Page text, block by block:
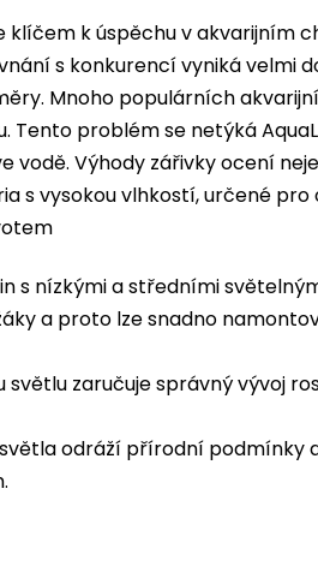
k úspěchu v akvarijním
s konkurencí vyniká velmi
Mnoho populárních
Tento problém se netýká
vodě. Výhody zářivky ocení
s vysokou vlhkostí, určené pro
s nízkými a středními
a proto lze snadno
zaručuje správný vývoj
odráží přírodní podmínky